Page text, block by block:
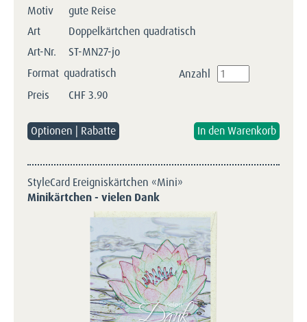
Motiv
gute Reise
Art
Doppelkärtchen quadratisch
Art-Nr.
ST-MN27-jo
Format quadratisch
Anzahl
Preis
CHF3.90
Optionen | Rabatte
StyleCard Ereigniskärtchen «Mini»
Minikärtchen - vielen Dank